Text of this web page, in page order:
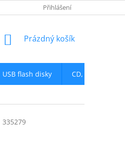
Přihlášení
NÁKUPNÍ
Prázdný košík
USB flash disky CD, DVD
335279